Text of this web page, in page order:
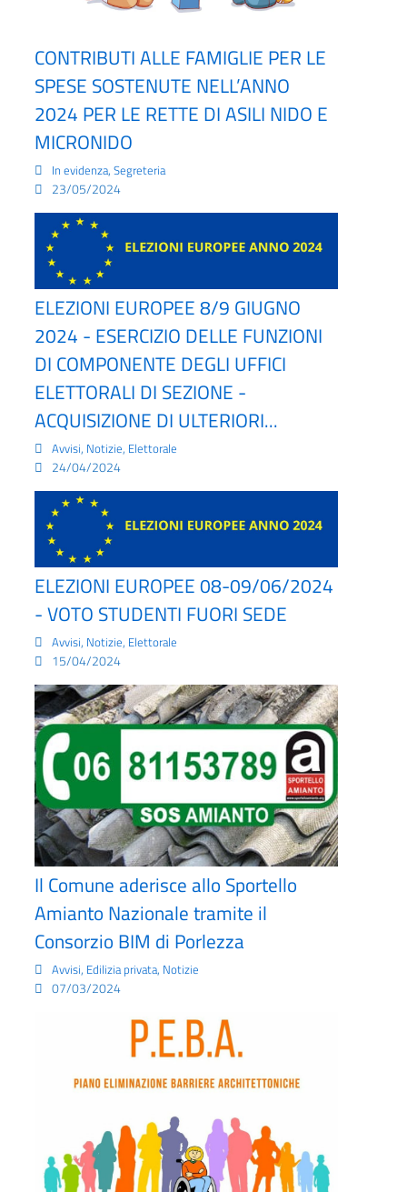
CONTRIBUTI ALLE FAMIGLIE PER LE
SPESE SOSTENUTE NELL’ANNO
2024 PER LE RETTE DI ASILI NIDO E
MICRONIDO
In evidenza, Segreteria
23/05/2024
ELEZIONI EUROPEE 8/9 GIUGNO
2024 - ESERCIZIO DELLE FUNZIONI
DI COMPONENTE DEGLI UFFICI
ELETTORALI DI SEZIONE -
ACQUISIZIONE DI ULTERIORI...
Avvisi, Notizie, Elettorale
24/04/2024
ELEZIONI EUROPEE 08-09/06/2024
- VOTO STUDENTI FUORI SEDE
Avvisi, Notizie, Elettorale
15/04/2024
Il Comune aderisce allo Sportello
Amianto Nazionale tramite il
Consorzio BIM di Porlezza
Avvisi, Edilizia privata, Notizie
07/03/2024